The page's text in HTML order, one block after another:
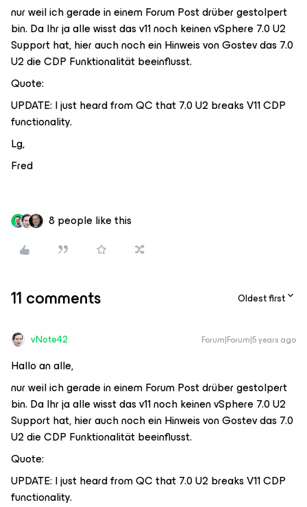
nur weil ich gerade in einem Forum Post drüber gestolpert
bin. Da Ihr ja alle wisst das v11 noch keinen vSphere 7.0 U2
Support hat, hier auch noch ein Hinweis von Gostev das 7.0
U2 die CDP Funktionalität beeinflusst.
Quote:
UPDATE: I just heard from QC that 7.0 U2 breaks V11 CDP
functionality.
Lg,
Fred
8 people like this
11 comments Oldest first
vNote42 Forum|Forum|5 years ago
Hallo an alle,
nur weil ich gerade in einem Forum Post drüber gestolpert
bin. Da Ihr ja alle wisst das v11 noch keinen vSphere 7.0 U2
Support hat, hier auch noch ein Hinweis von Gostev das 7.0
U2 die CDP Funktionalität beeinflusst.
Quote:
UPDATE: I just heard from QC that 7.0 U2 breaks V11 CDP
functionality.